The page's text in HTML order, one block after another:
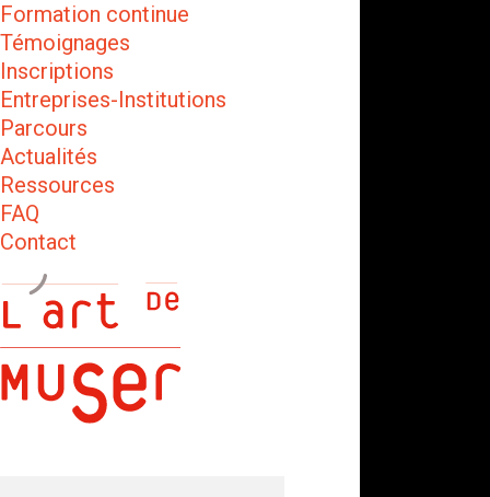
Formation continue
Témoignages
Inscriptions
Entreprises-Institutions
Parcours
Actualités
Ressources
FAQ
Contact